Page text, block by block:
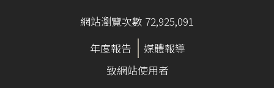
網站瀏覽次數 72,925,091
年度報告
媒體報導
致網站使用者